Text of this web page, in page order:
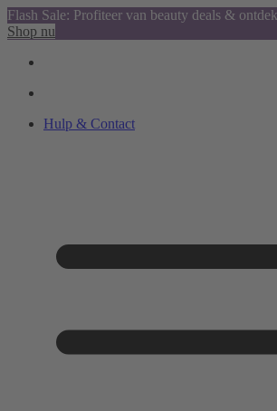
Flash Sale: Profiteer van beauty deals &
Shop nu
Hulp & Contact